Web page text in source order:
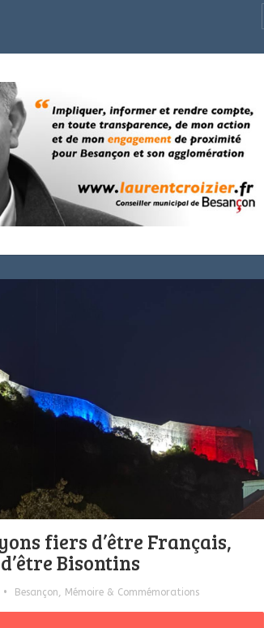
fiers d’être Français,
Bisontins
• Besançon Mémoire & Commémorations